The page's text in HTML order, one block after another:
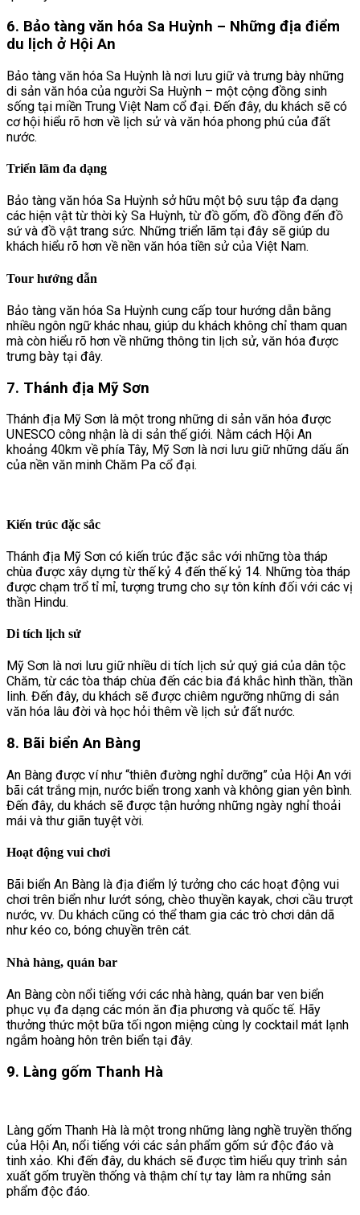
6. Bảo tàng văn hóa Sa Huỳnh – Những địa điểm
du lịch ở Hội An
Bảo tàng văn hóa Sa Huỳnh là nơi lưu giữ và trưng bày những
di sản văn hóa của người Sa Huỳnh – một cộng đồng sinh
sống tại miền Trung Việt Nam cổ đại. Đến đây, du khách sẽ có
cơ hội hiểu rõ hơn về lịch sử và văn hóa phong phú của đất
nước.
Triển lãm đa dạng
Bảo tàng văn hóa Sa Huỳnh sở hữu một bộ sưu tập đa dạng
các hiện vật từ thời kỳ Sa Huỳnh, từ đồ gốm, đồ đồng đến đồ
sứ và đồ vật trang sức. Những triển lãm tại đây sẽ giúp du
khách hiểu rõ hơn về nền văn hóa tiền sử của Việt Nam.
Tour hướng dẫn
Bảo tàng văn hóa Sa Huỳnh cung cấp tour hướng dẫn bằng
nhiều ngôn ngữ khác nhau, giúp du khách không chỉ tham quan
mà còn hiểu rõ hơn về những thông tin lịch sử, văn hóa được
trưng bày tại đây.
7. Thánh địa Mỹ Sơn
Thánh địa Mỹ Sơn là một trong những di sản văn hóa được
UNESCO công nhận là di sản thế giới. Nằm cách Hội An
khoảng 40km về phía Tây, Mỹ Sơn là nơi lưu giữ những dấu ấn
của nền văn minh Chăm Pa cổ đại.
Kiến trúc đặc sắc
Thánh địa Mỹ Sơn có kiến trúc đặc sắc với những tòa tháp
chùa được xây dựng từ thế kỷ 4 đến thế kỷ 14. Những tòa tháp
được chạm trổ tỉ mỉ, tượng trưng cho sự tôn kính đối với các vị
thần Hindu.
Di tích lịch sử
Mỹ Sơn là nơi lưu giữ nhiều di tích lịch sử quý giá của dân tộc
Chăm, từ các tòa tháp chùa đến các bia đá khắc hình thần, thần
linh. Đến đây, du khách sẽ được chiêm ngưỡng những di sản
văn hóa lâu đời và học hỏi thêm về lịch sử đất nước.
8. Bãi biển An Bàng
An Bàng được ví như “thiên đường nghỉ dưỡng” của Hội An với
bãi cát trắng mịn, nước biển trong xanh và không gian yên bình.
Đến đây, du khách sẽ được tận hưởng những ngày nghỉ thoải
mái và thư giãn tuyệt vời.
Hoạt động vui chơi
Bãi biển An Bàng là địa điểm lý tưởng cho các hoạt động vui
chơi trên biển như lướt sóng, chèo thuyền kayak, chơi cầu trượt
nước, vv. Du khách cũng có thể tham gia các trò chơi dân dã
như kéo co, bóng chuyền trên cát.
Nhà hàng, quán bar
An Bàng còn nổi tiếng với các nhà hàng, quán bar ven biển
phục vụ đa dạng các món ăn địa phương và quốc tế. Hãy
thưởng thức một bữa tối ngon miệng cùng ly cocktail mát lạnh
ngắm hoàng hôn trên biển tại đây.
9. Làng gốm Thanh Hà
Làng gốm Thanh Hà là một trong những làng nghề truyền thống
của Hội An, nổi tiếng với các sản phẩm gốm sứ độc đáo và
tinh xảo. Khi đến đây, du khách sẽ được tìm hiểu quy trình sản
xuất gốm truyền thống và thậm chí tự tay làm ra những sản
phẩm độc đáo.